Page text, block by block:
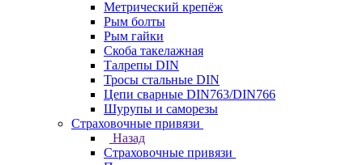
Метрический крепёж
Рым болты
Рым гайки
Скоба такелажная
Талрепы DIN
Тросы стальные DIN
Цепи сварные DIN763/DIN766
Шурупы и саморезы
Страховочные привязи
Назад
Страховочные привязи